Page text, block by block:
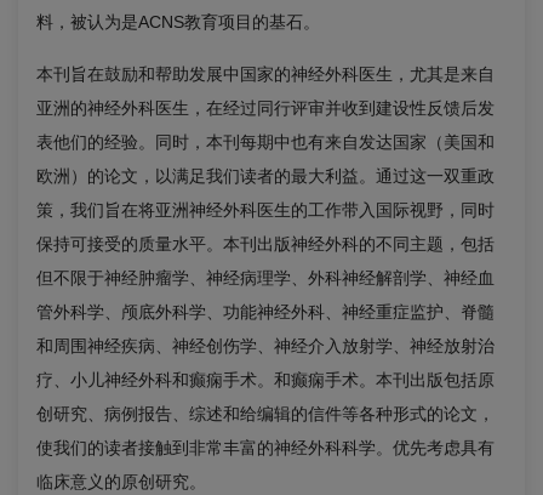
料，被认为是ACNS教育项目的基石。
本刊旨在鼓励和帮助发展中国家的神经外科医生，尤其是来自
亚洲的神经外科医生，在经过同行评审并收到建设性反馈后发
表他们的经验。同时，本刊每期中也有来自发达国家（美国和
欧洲）的论文，以满足我们读者的最大利益。通过这一双重政
策，我们旨在将亚洲神经外科医生的工作带入国际视野，同时
保持可接受的质量水平。本刊出版神经外科的不同主题，包括
但不限于神经肿瘤学、神经病理学、外科神经解剖学、神经血
管外科学、颅底外科学、功能神经外科、神经重症监护、脊髓
和周围神经疾病、神经创伤学、神经介入放射学、神经放射治
疗、小儿神经外科和癫痫手术。和癫痫手术。本刊出版包括原
创研究、病例报告、综述和给编辑的信件等各种形式的论文，
使我们的读者接触到非常丰富的神经外科科学。优先考虑具有
临床意义的原创研究。